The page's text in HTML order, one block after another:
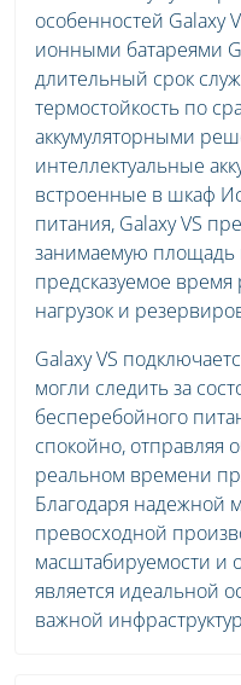
особенностей Galaxy
ионными батареями
длительный срок
термостойкость по
аккумуляторными
интеллектуальные
встроенные в шкаф
питания, Galaxy VS
занимаемую площадь
предсказуемое
нагрузок и
Galaxy VS
могли следить за
бесперебойного
спокойно, отправляя
реальном времени
Благодаря надежной
превосходной
масштабируемости и
является идеальной
важной